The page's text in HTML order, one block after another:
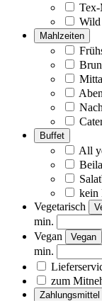
Wild
Mahlzeiten
Buffet
All
kein
Vegetarisch
min.
Vegan
Vegan
min.
zum
Zahlungsmittel